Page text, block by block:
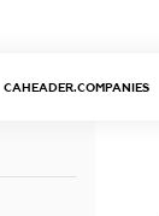
CAHEADER.COMPANIES